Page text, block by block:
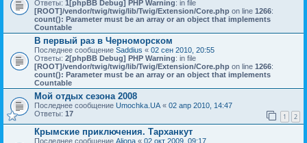
Ответы: 1[phpBB Debug] PHP Warning: in file
[ROOT]/vendor/twig/twig/lib/Twig/Extension/Core.php on line 1266:
count(): Parameter must be an array or an object that implements
Countable
В первый раз в Черноморском
Последнее сообщение Saddius « 02 сен 2010, 20:55
Ответы: 2[phpBB Debug] PHP Warning: in file
[ROOT]/vendor/twig/twig/lib/Twig/Extension/Core.php on line 1266:
count(): Parameter must be an array or an object that implements
Countable
Мой отдых сезона 2008
Последнее сообщение Umochka.UA « 02 апр 2010, 14:47
Ответы: 17 1 2
Крымские приключения. Тарханкут
Последнее сообщение Aljona « 02 окт 2009, 09:17